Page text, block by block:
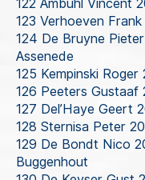
122 Ambuhl Vincent
123 Verhoeven
124 De Bruyne
Assenede
125 Kempinski
126 Peeters
127 Del’Haye Geert
128 Sternisa Peter
129 De Bondt Nico
Buggenhout